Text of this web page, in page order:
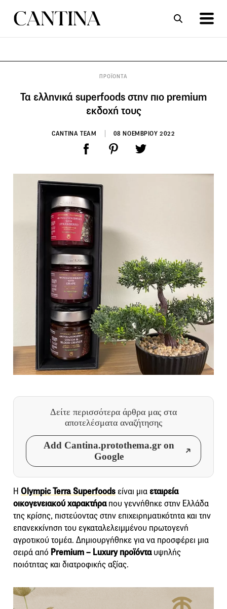
ΠΡΟΪΟΝΤΑ
Τα ελληνικά superfoods στην πιο premium
εκδοχή τους
CANTINA TEAM 08 ΝΟΕΜΒΡΙΟΥ 2022
Δείτε περισσότερα άρθρα μας στα
αποτελέσματα αναζήτησης
Add Cantina.protothema.gr on
Google
Η Olympic Terra Superfoods είναι μιαεταιρεία
οικογενειακού χαρακτήραπου γεννήθηκε στην Ελλάδα
της κρίσης, πιστεύοντας στην επιχειρηματικότητα και την
επανεκκίνηση του εγκαταλελειμμένου πρωτογενή
αγροτικού τομέα. Δημιουργήθηκε για να προσφέρει μια
σειρά από Premium – Luxury προϊόνταυψηλής
ποιότητας και διατροφικής αξίας.